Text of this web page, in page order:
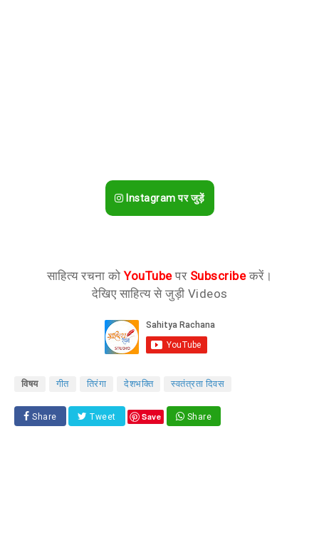
Instagram पर जुड़ें
साहित्य रचना कोYouTubeपर Subscribeकरें।
देखिए साहित्य से जुड़ी Videos
विषय गीत तिरंगा देशभक्ति स्वतंत्रता दिवस
Share Tweet Save Share